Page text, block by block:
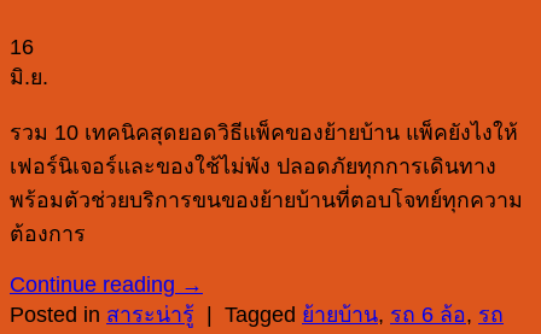
16
มิ.ย.
รวม 10 เทคนิคสุดยอดวิธีแพ็คของย้ายบ้าน แพ็คยังไงให้
เฟอร์นิเจอร์และของใช้ไม่พัง ปลอดภัยทุกการเดินทาง
พร้อมตัวช่วยบริการขนของย้ายบ้านที่ตอบโจทย์ทุกความ
ต้องการ
Continue reading →
Posted in สาระน่ารู้ | Tagged ย้ายบ้าน, รถ 6 ล้อ, รถ